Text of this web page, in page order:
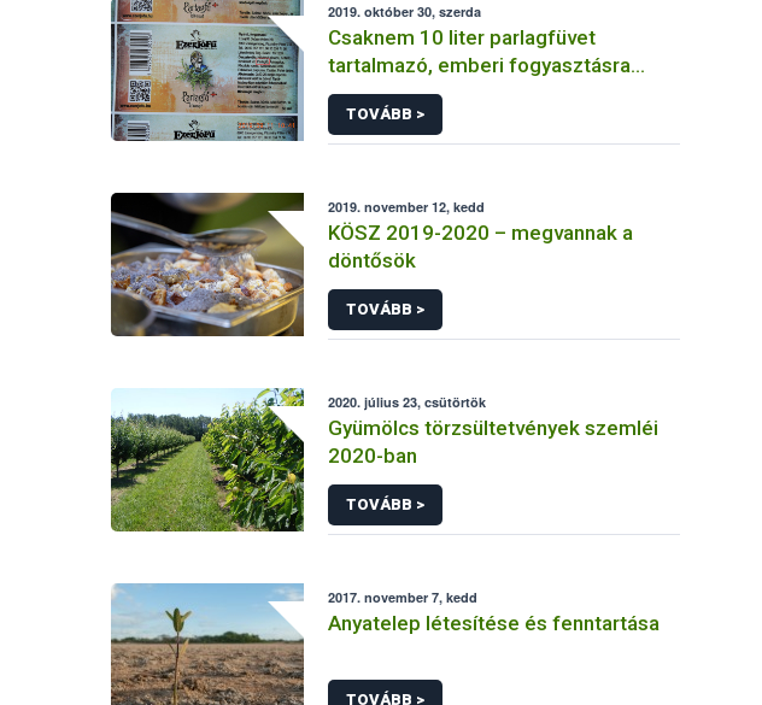
2019. október 30, szerda
Csaknem 10 liter parlagfüvet
tartalmazó, emberi fogyasztásra
szánt készítményt zárolt a Nébih
TOVÁBB >
2019. november 12, kedd
KÖSZ 2019-2020 – megvannak a
döntősök
TOVÁBB >
2020. július 23, csütörtök
Gyümölcs törzsültetvények szemléi
2020-ban
TOVÁBB >
2017. november 7, kedd
Anyatelep létesítése és fenntartása
TOVÁBB >